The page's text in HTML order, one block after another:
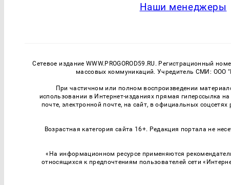
Наши менеджеры
Сетевое издание WWW.PROGOROD59.RU. Регистрационный
массовых коммуникаций. Учредитель СМИ: ООО
При частичном или полном воспроизведении
использовании в Интернет-изданиях прямая гиперссылка
почте, электронной почте, на сайт, в официальных
Возрастная категория сайта 16+. Редакция портала не
«На информационном ресурсе применяются
относящихся к предпочтениям пользователей сети